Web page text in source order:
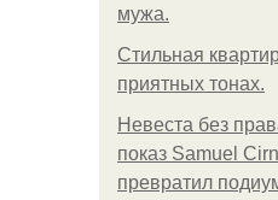
мужа.
Стильная
приятных тонах.
Невеста без
показ Samuel
превратил